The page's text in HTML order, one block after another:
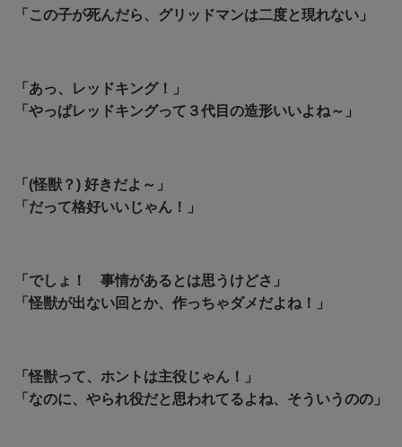
「この子が死んだら、グリッドマンは二度と現れない」
「あっ、レッドキング！」
「やっぱレッドキングって３代目の造形いいよね～」
「(怪獣？) 好きだよ～」
「だって格好いいじゃん！」
「でしょ！ 事情があるとは思うけどさ」
「怪獣が出ない回とか、作っちゃダメだよね！」
「怪獣って、ホントは主役じゃん！」
「なのに、やられ役だと思われてるよね、そういうのの」